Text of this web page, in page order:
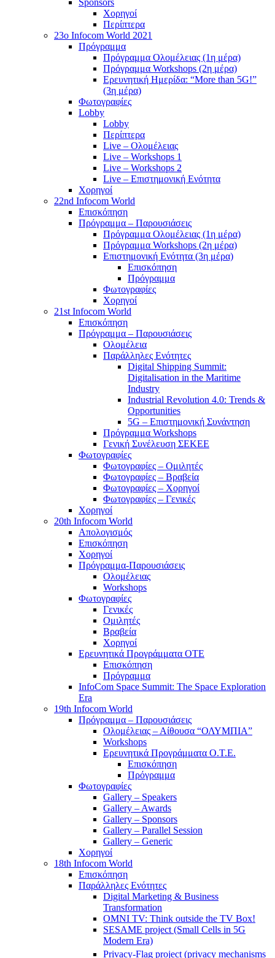
Sponsors
Χορηγοί
Περίπτερα
23o Infocom World 2021
Πρόγραμμα
Πρόγραμμα Ολομέλειας (1η μέρα)
Πρόγραμμα Workshops (2η μέρα)
Ερευνητική Ημερίδα: “More than 5G!”
(3η μέρα)
Φωτογραφίες
Lobby
Lobby
Περίπτερα
Live – Ολομέλειας
Live – Workshops 1
Live – Workshops 2
Live – Επιστημονική Ενότητα
Χορηγοί
22nd Infocom World
Επισκόπηση
Πρόγραμμα – Παρουσιάσεις
Πρόγραμμα Ολομέλειας (1η μέρα)
Πρόγραμμα Workshops (2η μέρα)
Επιστημονική Ενότητα (3η μέρα)
Επισκόπηση
Πρόγραμμα
Φωτογραφίες
Χορηγοί
21st Infocom World
Επισκόπηση
Πρόγραμμα – Παρουσιάσεις
Ολομέλεια
Παράλληλες Ενότητες
Digital Shipping Summit:
Digitalisation in the Maritime
Industry
Industrial Revolution 4.0: Trends &
Opportunities
5G – Επιστημονική Συνάντηση
Πρόγραμμα Workshops
Γενική Συνέλευση ΣΕΚΕΕ
Φωτογραφίες
Φωτογραφίες – Ομιλητές
Φωτογραφίες – Βραβεία
Φωτογραφίες – Χορηγοί
Φωτογραφίες – Γενικές
Χορηγοί
20th Infocom World
Απολογισμός
Επισκόπηση
Χορηγοί
Πρόγραμμα-Παρουσιάσεις
Ολομέλειας
Workshops
Φωτογραφίες
Γενικές
Ομιλητές
Βραβεία
Χορηγοί
Ερευνητικά Προγράμματα ΟΤΕ
Επισκόπηση
Πρόγραμμα
InfoCom Space Summit: The Space Exploration
Era
19th Infocom World
Πρόγραμμα – Παρουσιάσεις
Ολομέλειας – Αίθουσα “ΟΛΥΜΠΙΑ”
Workshops
Ερευνητικά Προγράμματα Ο.Τ.Ε.
Επισκόπηση
Πρόγραμμα
Φωτογραφίες
Gallery – Speakers
Gallery – Awards
Gallery – Sponsors
Gallery – Parallel Session
Gallery – Generic
Χορηγοί
18th Infocom World
Επισκόπηση
Παράλληλες Ενότητες
Digital Marketing & Business
Transformation
OMNI TV: Think outside the TV Box!
SESAME project (Small Cells in 5G
Modern Era)
Privacy-Flag project (privacy mechanisms